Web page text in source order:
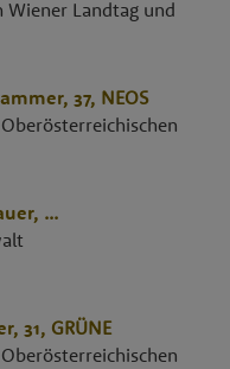
Landtag und
, 37, NEOS
, ...
, 31, GRÜNE